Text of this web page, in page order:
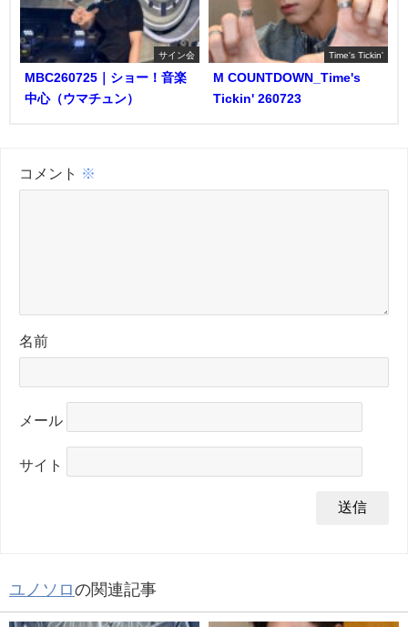
サイン会
MBC260725｜ショー！音楽
中心（ウマチュン）
Time's Tickin'
M COUNTDOWN_Time's
Tickin' 260723
コメント ※
名前
メール
サイト
ユノソロの関連記事